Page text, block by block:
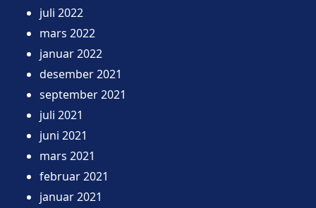
juli 2022
mars 2022
januar 2022
desember 2021
september 2021
juli 2021
juni 2021
mars 2021
februar 2021
januar 2021